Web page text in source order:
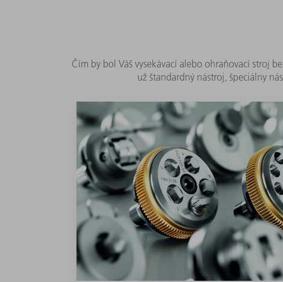
Čím by bol Váš vysekávací alebo ohraňovací stroj
už štandardný nástroj, špeciálny